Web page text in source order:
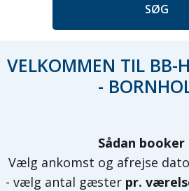
SØG
VELKOMMEN TIL BB-
-
Sådan booker
Vælg ankomst og afrejse
- vælg antal gæster pr.